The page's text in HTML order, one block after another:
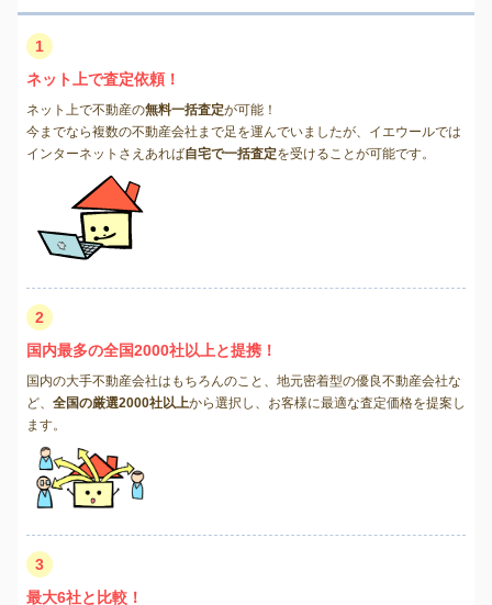
1
ネット上で査定依頼！
ネット上で不動産の無料一括査定が可能！
今までなら複数の不動産会社まで足を運んでいましたが、イエウールでは
インターネットさえあれば自宅で一括査定を受けることが可能です。
2
国内最多の全国2000社以上と提携！
国内の大手不動産会社はもちろんのこと、地元密着型の優良不動産会社な
ど、 全国の厳選2000社以上から選択し、お客様に最適な査定価格を提案し
ます。
3
最大6社と比較！